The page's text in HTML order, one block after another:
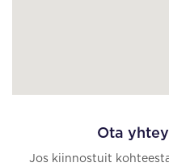
Ota
Jos kiinnostuit